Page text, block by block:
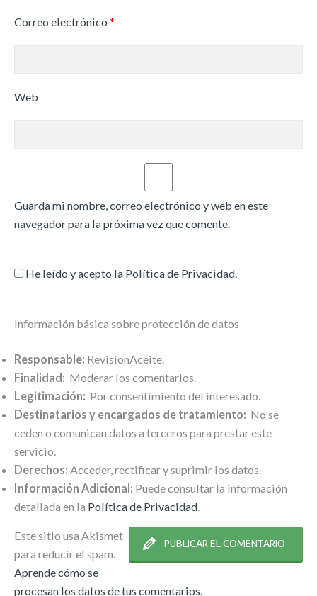
Correo electrónico *
Web
Guarda mi nombre, correo electrónico y web en este
navegador para la próxima vez que comente.
He leído y acepto la Política de Privacidad.
Información básica sobre protección de datos
Responsable: RevisionAceite.
Finalidad: Moderar los comentarios.
Legitimación: Por consentimiento del interesado.
Destinatarios y encargados de tratamiento: No se
ceden o comunican datos a terceros para prestar este
servicio.
Derechos: Acceder, rectificar y suprimir los datos.
Información Adicional: Puede consultar la información
detallada en la Política de Privacidad
Este sitio usa Akismet
para reducir el spam.
Aprende cómo se
procesan los datos de tus comentarios.